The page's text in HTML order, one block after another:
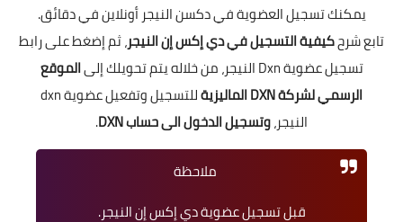
يمكنك تسجيل العضوية في دكسن النيجر أونلاين في دقائق.
تابع شرحكيفية التسجيل في دي إكس إن النيجر، ثم إضغط علىرابط
تسجيل عضوية Dxn النيجر
، من خلاله يتم تحويلك إلىالموقع
الرسمي لشركة DXN الماليزية
للتسجيل وتفعيل عضوية dxn
النيجر،وتسجيل الدخول الى حساب DXN
.
ملاحظة
قبل تسجيل عضوية دي إكس إن النيجر.